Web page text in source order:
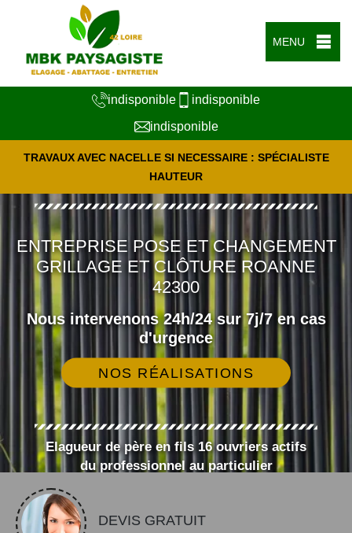
MENU
indisponible
indisponible
indisponible
TRAVAUX AVEC NACELLE SI NECESSAIRE : SPÉCIALISTE
HAUTEUR
ENTREPRISE POSE ET CHANGEMENT
GRILLAGE ET CLÔTURE ROANNE
42300
Nous intervenons 24h/24 sur 7j/7 en cas
d'urgence
NOS RÉALISATIONS
Elagueur de père en fils 16 ouvriers actifs
du professionnel au particulier
DEVIS GRATUIT